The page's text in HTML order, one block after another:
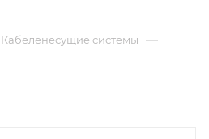
Кабеленесущие системы —